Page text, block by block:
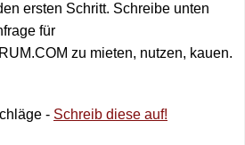
ersten Schritt. Schreibe unten
für
zu mieten, nutzen, kauen.
- Schreib diese auf!